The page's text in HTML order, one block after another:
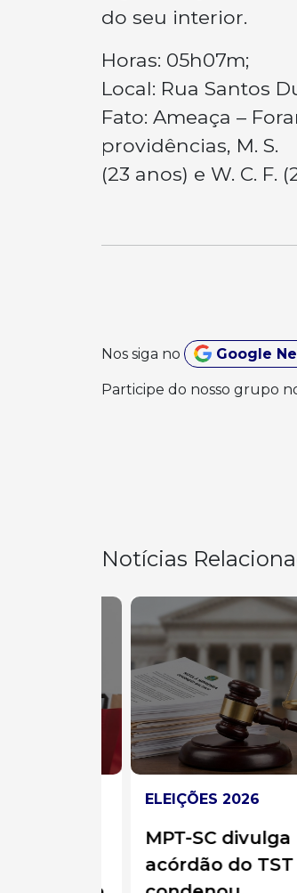
do seu interior.
Horas: 05h07m;
Local: Rua Santos
Fato: Ameaça –
providências, M. S.
(23 anos) e W. C.
Nos siga no Google
Participe do nosso grupo
Notícias
ELEIÇÕES 2026
MPT-SC divulga
acórdão do TST